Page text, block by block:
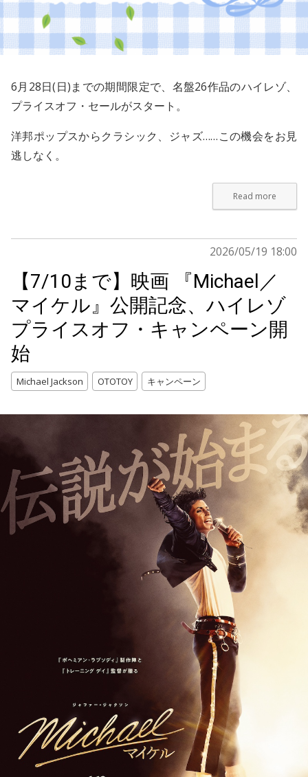
6月28日(日)までの期間限定で、名盤26作品のハイレゾ、
プライスオフ・セールがスタート。
洋邦ポップスからクラシック、ジャズ……この機会をお見
逃しなく。
Read more
2026/05/19 18:00
【7/10まで】映画 『Michael／
マイケル』公開記念、ハイレゾ
プライスオフ・キャンペーン開
始
Michael Jackson OTOTOY キャンペーン